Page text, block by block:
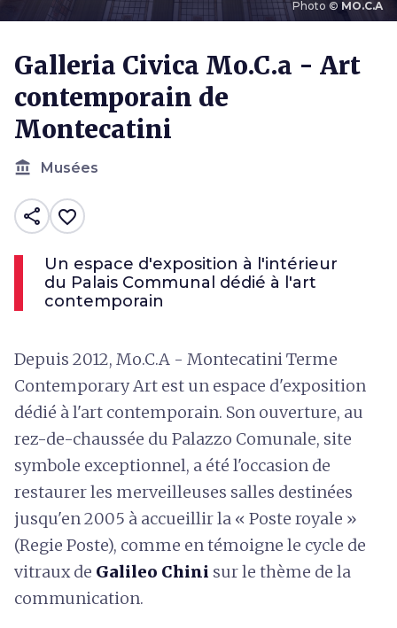
Photo © MO.C.A
Galleria Civica Mo.C.a - Art
contemporain de
Montecatini
account_balance Musées
share favorite_border
Un espace d'exposition à l'intérieur
du Palais Communal dédié à l'art
contemporain
Depuis 2012, Mo.C.A - Montecatini Terme
Contemporary Art est un espace d'exposition
dédié à l'art contemporain. Son ouverture, au
rez-de-chaussée du Palazzo Comunale, site
symbole exceptionnel, a été l'occasion de
restaurer les merveilleuses salles destinées
jusqu'en 2005 à accueillir la « Poste royale »
(Regie Poste), comme en témoigne le cycle de
vitraux de Galileo Chini sur le thème de la
communication.